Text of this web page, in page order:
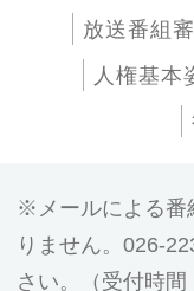
放送番組
人権基本
メールによる
りません。026-
さい。（受付時間